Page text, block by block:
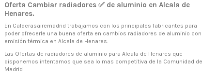
Oferta Cambiar radiadores ✅ de aluminio en Alcala de
Henares.
En Calderasairemadrid trabajamos con los principales fabricantes para
poder ofrecerle una buena oferta en cambios radiadores de aluminio con
emisión térmica en Alcala de Henares.
Las Ofertas de radiadores de aluminio para Alcala de Henares que
disponemos intentamos que sea lo mas competitiva de la Comunidad de
Madrid